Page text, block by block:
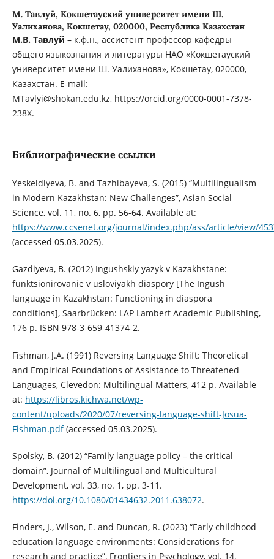
М. Тавлуй, Кокшетауский университет имени Ш.
Уалиханова, Кокшетау, 020000, Республика Казахстан
М.В. Тавлуй – к.ф.н., ассистент профессор кафедры
общего языкознания и литературы НАО «Кокшетауский
университет имени Ш. Уалиханова», Кокшетау, 020000,
Казахстан. E-mail:
MTavlyi@shokan.edu.kz, https://orcid.org/0000-0001-7378-
238X.
Библиографические ссылки
Yeskeldiyeva, B. and Tazhibayeva, S. (2015) “Multilingualism
in Modern Kazakhstan: New Challenges”, Asian Social
Science, vol. 11, no. 6, pp. 56-64. Available at:
https://www.ccsenet.org/journal/index.php/ass/article/view/
(accessed 05.03.2025).
Gazdiyeva, B. (2012) Ingushskiy yazyk v Kazakhstane:
funktsionirovanie v usloviyakh diaspory [The Ingush
language in Kazakhstan: Functioning in diaspora
conditions], Saarbrücken: LAP Lambert Academic Publishing,
176 p. ISBN 978-3-659-41374-2.
Fishman, J.A. (1991) Reversing Language Shift: Theoretical
and Empirical Foundations of Assistance to Threatened
Languages, Clevedon: Multilingual Matters, 412 p. Available
at: https://libros.kichwa.net/wp-
content/uploads/2020/07/reversing-language-shift-Josua-
Fishman.pdf(accessed 05.03.2025).
Spolsky, B. (2012) “Family language policy – the critical
domain”, Journal of Multilingual and Multicultural
Development, vol. 33, no. 1, pp. 3-11.
https://doi.org/10.1080/01434632.2011.638072.
Finders, J., Wilson, E. and Duncan, R. (2023) “Early childhood
education language environments: Considerations for
research and practice”, Frontiers in Psychology, vol. 14,